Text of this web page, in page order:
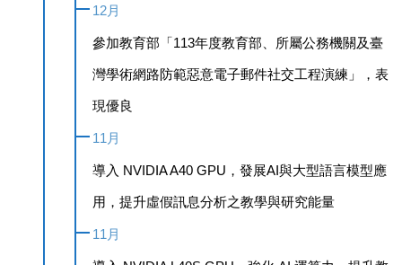
12月
參加教育部「113年度教育部、所屬公務機關及臺
灣學術網路防範惡意電子郵件社交工程演練」，表
現優良
11月
導入 NVIDIA A40 GPU，發展AI與大型語言模型應
用，提升虛假訊息分析之教學與研究能量
11月